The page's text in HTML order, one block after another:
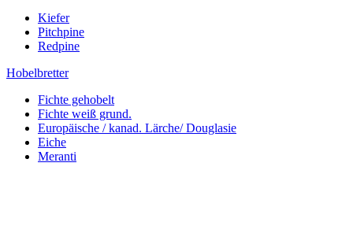
Kiefer
Pitchpine
Redpine
Hobelbretter
Fichte gehobelt
Fichte weiß grund.
Europäische / kanad. Lärche/ Douglasie
Eiche
Meranti